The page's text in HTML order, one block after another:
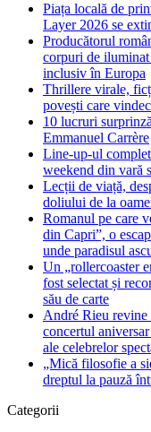
Piața locală de
Layer 2026 se
Producătorul
corpuri de
inclusiv în Europa
Thrillere virale,
povești care
10 lucruri
Emmanuel Carrère
Line-up-ul
weekend din vară
Lecții de viață,
doliului de la
Romanul pe care
din Capri”, o
unde paradisul
Un „rollercoaster
fost selectat și
său de carte
André Rieu revine
concertul
ale celebrelor
„Mică filosofie a
dreptul la pauză
Categorii